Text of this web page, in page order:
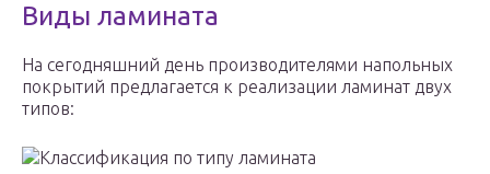
Виды ламината
На сегодняшний день производителями напольных
покрытий предлагается к реализации ламинат двух
типов:
Классификация по типу ламината